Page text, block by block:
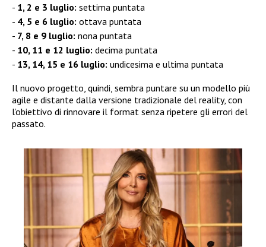
1, 2 e 3 luglio: settima puntata
4, 5 e 6 luglio: ottava puntata
7, 8 e 9 luglio: nona puntata
10, 11 e 12 luglio: decima puntata
13, 14, 15 e 16 luglio: undicesima e ultima puntata
Il nuovo progetto, quindi, sembra puntare su un modello più
agile e distante dalla versione tradizionale del reality, con
l’obiettivo di rinnovare il format senza ripetere gli errori del
passato.